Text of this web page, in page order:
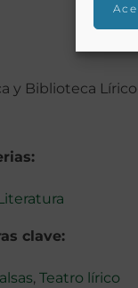
Biblioteca
clave:
, Teatro lírico